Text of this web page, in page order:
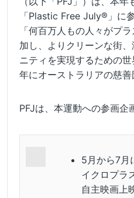
「Plastic Free July®」に
「何百万人もの人々がプ
加し、よりクリーンな街
ニティを実現するための
年にオーストラリアの慈善
PFJは、本運動への参画企
5月から7月
イクロプラ
自主映画上